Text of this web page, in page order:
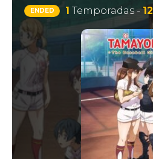
ENDED 1 Temporadas -12